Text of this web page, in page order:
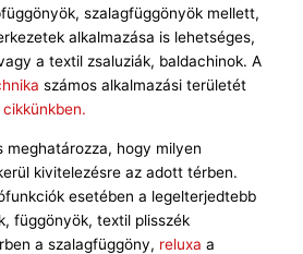
szalagfüggönyök mellett,
alkalmazása is lehetséges,
a textil zsaluziák, baldachinok. A
számos alkalmazási területét
meghatározza, hogy milyen
kivitelezésre az adott térben.
esetében a legelterjedtebb
függönyök, textil plisszék
a szalagfüggöny, reluxa a